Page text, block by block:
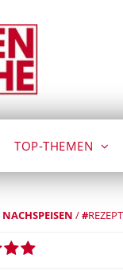
TOP-THEMEN
NACHSPEISEN /#